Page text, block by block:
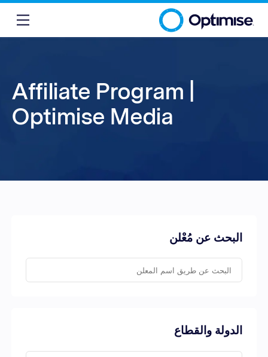
Affiliate Program |
Optimise Media
البحث عن مُعْلن
الدولة والقطاع